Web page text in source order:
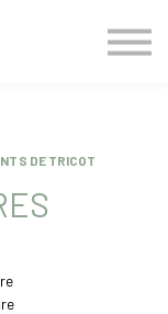
DE TRICOT